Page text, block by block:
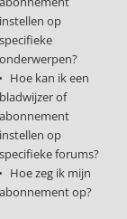
instellen op
specifieke
onderwerpen?
Hoe kan ik een
bladwijzer of
abonnement
instellen op
specifieke forums?
Hoe zeg ik mijn
abonnement op?